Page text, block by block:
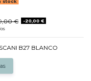
stock
€
-20,00 €
B27 BLANCO